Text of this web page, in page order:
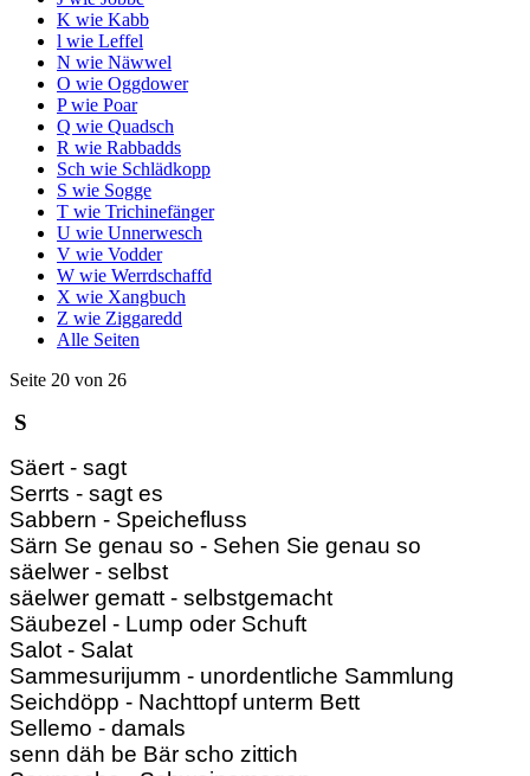
K wie Kabb
l wie Leffel
N wie Näwwel
O wie Oggdower
P wie Poar
Q wie Quadsch
R wie Rabbadds
Sch wie Schlädkopp
S wie Sogge
T wie Trichinefänger
U wie Unnerwesch
V wie Vodder
W wie Werrdschaffd
X wie Xangbuch
Z wie Ziggaredd
Alle Seiten
Seite 20 von 26
S
Säert - sagt
Serrts - sagt es
Sabbern - Speichefluss
Särn Se genau so - Sehen Sie genau so
säelwer - selbst
säelwer gematt - selbstgemacht
Säubezel - Lump oder Schuft
Salot - Salat
Sammesurijumm - unordentliche Sammlung
Seichdöpp - Nachttopf unterm Bett
Sellemo - damals
senn däh be Bär scho zittich